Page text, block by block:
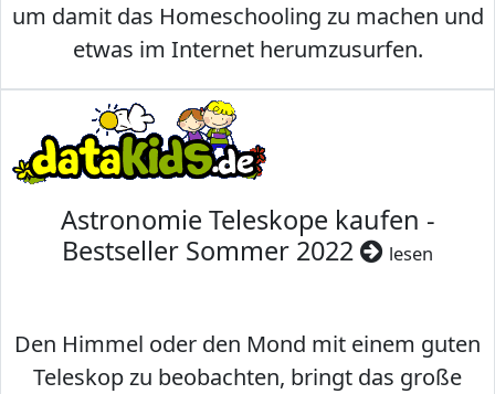
um damit das Homeschooling zu machen und
etwas im Internet herumzusurfen.
Astronomie Teleskope kaufen -
Bestseller Sommer 2022
lesen
Den Himmel oder den Mond mit einem guten
Teleskop zu beobachten, bringt das große